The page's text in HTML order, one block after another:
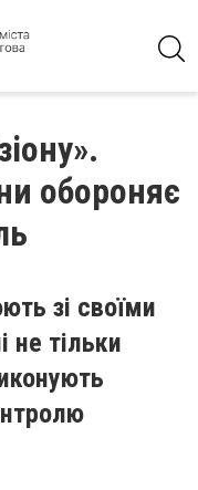
обороняє
зі своїми
не тільки